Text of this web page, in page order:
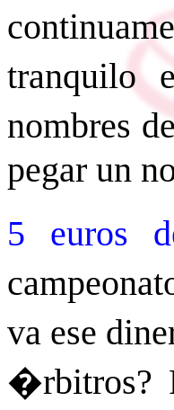
tranquilo
nombres
pegar un
5 euros
va ese
�rbitros?